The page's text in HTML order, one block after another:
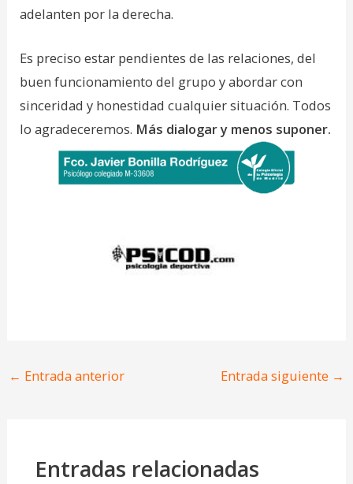
adelanten por la derecha.
Es preciso estar pendientes de las relaciones, del
buen funcionamiento del grupo y abordar con
sinceridad y honestidad cualquier situación. Todos
lo agradeceremos. Más dialogar y menos suponer.
← Entrada anterior Entrada siguiente →
Entradas relacionadas